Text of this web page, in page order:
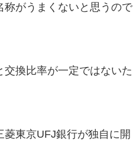
がうまくないと思うので
換比率が一定ではないた
東京UFJ銀行が独自に開